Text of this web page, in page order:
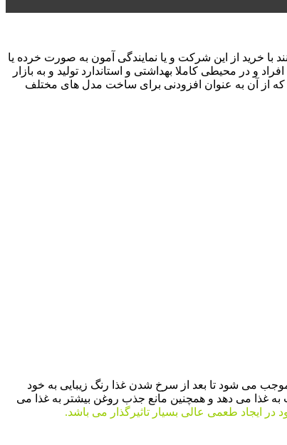
و در محیطی کاملا بهداشتی و استاندارد تولید و به بازار
از آن به عنوان افزودنی برای ساخت مدل‌ های مختلف
می شود تا بعد از سرخ شدن غذا رنگ زیبایی به خود
غذا می دهد و همچنین مانع جذب روغن بیشتر به غذا می
ایجاد طعمی عالی بسیار تاثیرگذار می باشد.